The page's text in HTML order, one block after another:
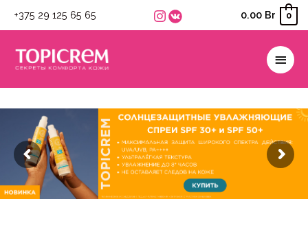
+375 29 125 65 65 0.00 Br 0